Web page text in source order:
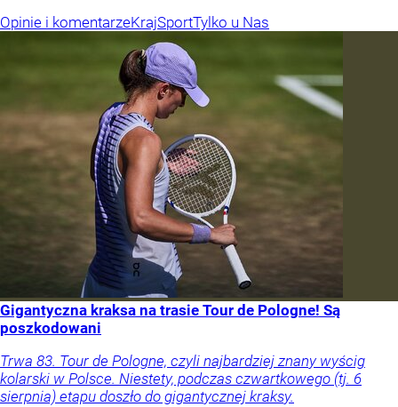
Opinie i komentarzeKrajSportTylko u Nas
Gigantyczna kraksa na trasie Tour de Pologne! Są
poszkodowani
Trwa 83. Tour de Pologne, czyli najbardziej znany wyścig
kolarski w Polsce. Niestety, podczas czwartkowego (tj. 6
sierpnia) etapu doszło do gigantycznej kraksy.